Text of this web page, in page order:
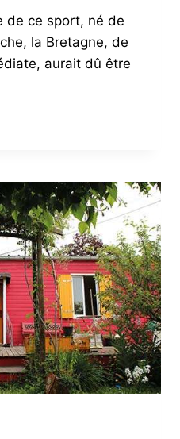
de ce sport, né de
la Bretagne, de
aurait dû être